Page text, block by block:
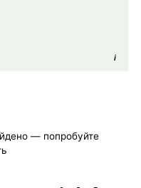
i
— попробуйте